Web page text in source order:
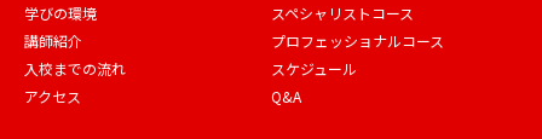
学びの環境
講師紹介
入校までの流れ
アクセス
スペシャリストコース
プロフェッショナルコース
スケジュール
Q&A